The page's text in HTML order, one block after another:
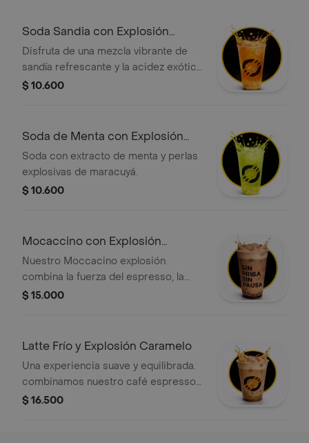
Soda Sandia con Explosión
Maracuyá
Disfruta de una mezcla vibrante de
sandía refrescante y la acidez exótica
del maracuyá. esta soda artesanal
intenso de maracuyá al morderlas,
creando una experiencia interactiva y
deliciosa.
$ 10.600
Soda de Menta con Explosión
Maracuyá
Soda con extracto de menta y perlas
explosivas de maracuyá.
$ 10.600
Mocaccino con Explosión
Caramelo
Nuestro Moccacino explosión
combina la fuerza del espresso, la
cremosidad del chocolate y la
deshacen en tu boca.
$ 15.000
Latte Frío y Explosión Caramelo
Una experiencia suave y equilibrada.
combinamos nuestro café espresso
de especialidad con leche fría
$ 16.500